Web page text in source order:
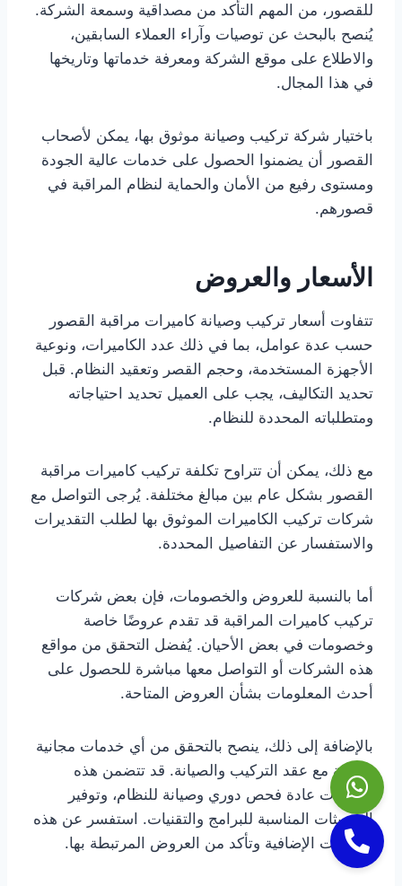
للقصور، من المهم التأكد من مصداقية وسمعة الشركة.
يُنصح بالبحث عن توصيات وآراء العملاء السابقين،
والاطلاع على موقع الشركة ومعرفة خدماتها وتاريخها
في هذا المجال.
باختيار شركة تركيب وصيانة موثوق بها، يمكن لأصحاب
القصور أن يضمنوا الحصول على خدمات عالية الجودة
ومستوى رفيع من الأمان والحماية لنظام المراقبة في
قصورهم.
الأسعار والعروض
تتفاوت أسعار تركيب وصيانة كاميرات مراقبة القصور
حسب عدة عوامل، بما في ذلك عدد الكاميرات، ونوعية
الأجهزة المستخدمة، وحجم القصر وتعقيد النظام. قبل
تحديد التكاليف، يجب على العميل تحديد احتياجاته
ومتطلباته المحددة للنظام.
مع ذلك، يمكن أن تتراوح تكلفة تركيب كاميرات مراقبة
القصور بشكل عام بين مبالغ مختلفة. يُرجى التواصل مع
شركات تركيب الكاميرات الموثوق بها لطلب التقديرات
والاستفسار عن التفاصيل المحددة.
أما بالنسبة للعروض والخصومات، فإن بعض شركات
تركيب كاميرات المراقبة قد تقدم عروضًا خاصة
وخصومات في بعض الأحيان. يُفضل التحقق من مواقع
هذه الشركات أو التواصل معها مباشرة للحصول على
أحدث المعلومات بشأن العروض المتاحة.
بالإضافة إلى ذلك، ينصح بالتحقق من أي خدمات مجانية
مقدمة مع عقد التركيب والصيانة. قد تتضمن هذه
الخدمات عادة فحص دوري وصيانة للنظام، وتوفير
التحديثات المناسبة للبرامج والتقنيات. استفسر عن هذه
الخدمات الإضافية وتأكد من العروض المرتبطة بها.